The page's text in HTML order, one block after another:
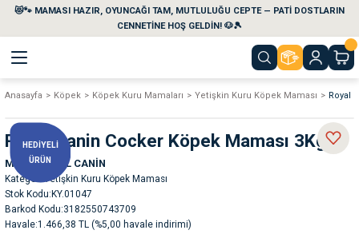
😻🐾 MAMASI HAZIR, OYUNCAĞI TAM, MUTLULUĞU CEPTE — PATİ DOSTLARIN
CENNETİNE HOŞ GELDİN! 🐶🎾
Geri Dön
Geri Dön
Temizlik Ürünleri
Geri Dön
Geri Dön
Geri Dön
Geri Dön
Anasayfa Köpek Köpek Kuru Mamaları Yetişkin Kuru Köpek Maması Royal
HEDİYELİ
ÜRÜN
Royal Canin Cocker Köpek Maması 3Kg
Marka ROYAL CANİN
Kategori
Yetişkin Kuru Köpek Maması
Stok Kodu KY.01047
Barkod Kodu 3182550743709
Havale 1.466,38 TL (%5,00 havale indirimi)